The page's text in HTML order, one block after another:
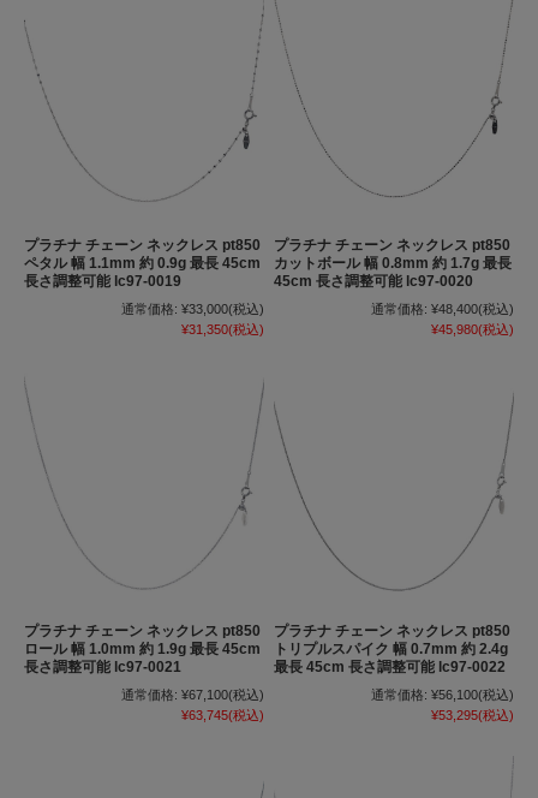
プラチナ チェーン ネックレス pt850
ペタル 幅 1.1mm 約 0.9g 最長 45cm
長さ調整可能 lc97-0019
通常価格: ¥33,000(税込)
¥31,350(税込)
プラチナ チェーン ネックレス pt850
カットボール 幅 0.8mm 約 1.7g 最長
45cm 長さ調整可能 lc97-0020
通常価格: ¥48,400(税込)
¥45,980(税込)
プラチナ チェーン ネックレス pt850
ロール 幅 1.0mm 約 1.9g 最長 45cm
長さ調整可能 lc97-0021
通常価格: ¥67,100(税込)
¥63,745(税込)
プラチナ チェーン ネックレス pt850
トリプルスパイク 幅 0.7mm 約 2.4g
最長 45cm 長さ調整可能 lc97-0022
通常価格: ¥56,100(税込)
¥53,295(税込)